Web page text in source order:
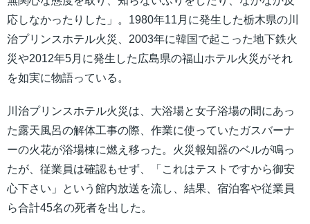
応しなかったりした」。1980年11月に発生した栃木県の川
治プリンスホテル火災、2003年に韓国で起こった地下鉄火
災や2012年5月に発生した広島県の福山ホテル火災がそれ
を如実に物語っている。
川治プリンスホテル火災は、大浴場と女子浴場の間にあっ
た露天風呂の解体工事の際、作業に使っていたガスバーナ
ーの火花が浴場棟に燃え移った。火災報知器のベルが鳴っ
たが、従業員は確認もせず、「これはテストですから御安
心下さい」という館内放送を流し、結果、宿泊客や従業員
ら合計45名の死者を出した。